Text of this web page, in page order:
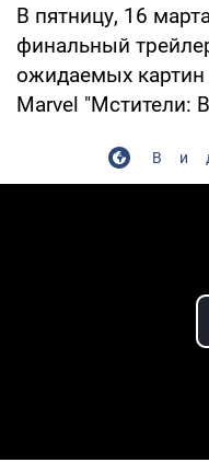
В пятницу, 16
финальный
ожидаемых
Marvel "Мстители: